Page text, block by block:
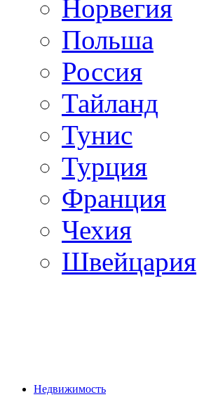
Норвегия
Польша
Россия
Тайланд
Тунис
Турция
Франция
Чехия
Швейцария
Недвижимость